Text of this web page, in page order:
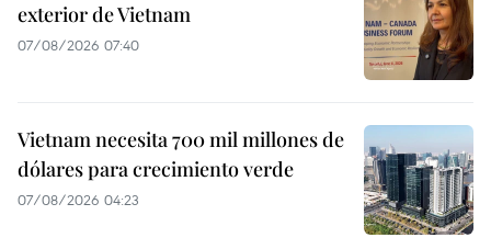
exterior de Vietnam
07/08/2026 07:40
Vietnam necesita 700 mil millones de
dólares para crecimiento verde
07/08/2026 04:23